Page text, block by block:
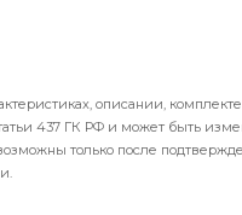
описании,
437 ГК РФ и может быть
только после